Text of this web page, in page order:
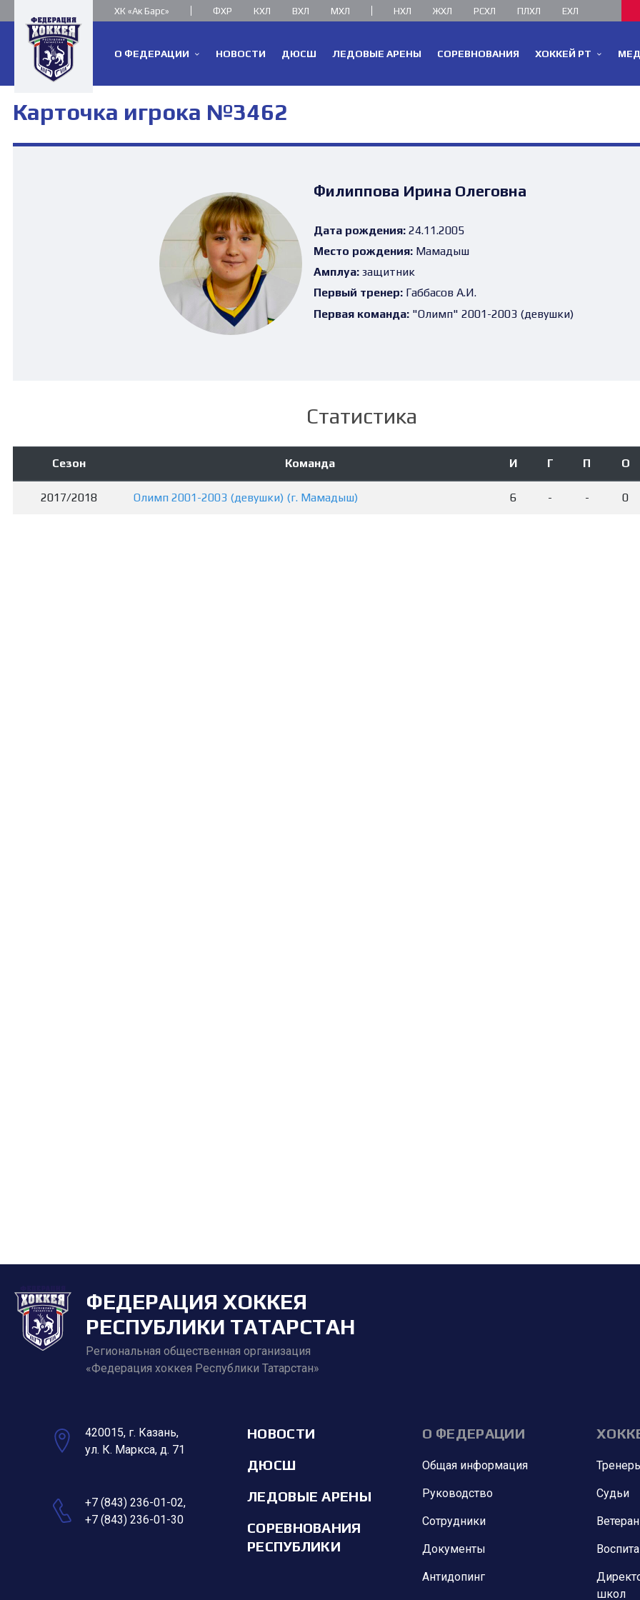
ХК «Ак Барс» ФХР КХЛ ВХЛ МХЛ НХЛ ЖХЛ РСХЛ ПЛХЛ ЕХЛ
О ФЕДЕРАЦИИ НОВОСТИ ДЮСШ ЛЕДОВЫЕ АРЕНЫ СОРЕВНОВАНИЯ ХОККЕЙ РТ
Карточка игрока №3462
Филиппова Ирина Олеговна
Дата рождения:24.11.2005
Место рождения:Мамадыш
Амплуа:защитник
Первый тренер:Габбасов А.И.
Первая команда:"Олимп" 2001-2003 (девушки)
Статистика
Сезон Команда И Г П О
2017/2018 Олимп 2001-2003 (девушки) (г. Мамадыш) 6 - - 0
ФЕДЕРАЦИЯ ХОККЕЯ
РЕСПУБЛИКИ ТАТАРСТАН
Региональная общественная организация
«Федерация хоккея Республики Татарстан»
420015, г. Казань,
ул. К. Маркса, д. 71
+7 (843) 236-01-02,
+7 (843) 236-01-30
НОВОСТИ
ДЮСШ
ЛЕДОВЫЕ АРЕНЫ
СОРЕВНОВАНИЯ
РЕСПУБЛИКИ
О ФЕДЕРАЦИИ
Общая информация
Руководство
Сотрудники
Документы
Антидопинг
Судьи
школ